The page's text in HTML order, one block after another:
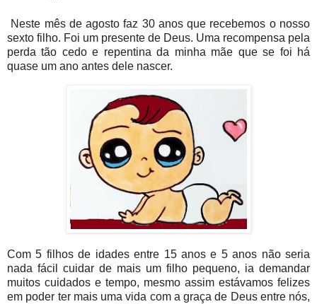
Neste mês de agosto faz 30 anos que recebemos o nosso
sexto filho. Foi um presente de Deus. Uma recompensa pela
perda tão cedo e repentina da minha mãe que se foi há
quase um ano antes dele nascer.
Com 5 filhos de idades entre 15 anos e 5 anos não seria
nada fácil cuidar de mais um filho pequeno, ia demandar
muitos cuidados e tempo, mesmo assim estávamos felizes
em poder ter mais uma vida com a graça de Deus entre nós,